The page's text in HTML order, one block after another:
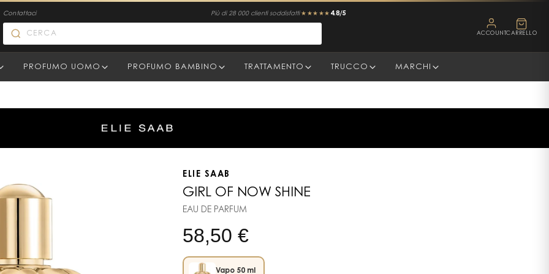
Contattaci Più di 28 000 clienti soddisfatti ★★★★★ 4.8/5
ACCOUNTCARRELLO
PROFUMO UOMO PROFUMO BAMBINO TRATTAMENTO TRUCCO MARCHI
ELIE SAAB
GIRL OF NOW SHINE
EAU DE PARFUM
58,50 €
Vapo 50 ml